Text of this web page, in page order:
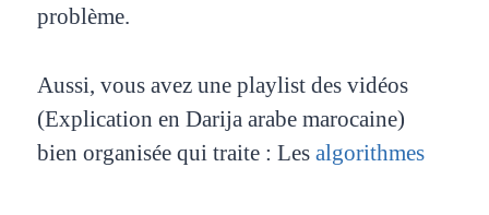
problème.
Aussi, vous avez une playlist des vidéos
(Explication en Darija arabe marocaine)
bien organisée qui traite : Les algorithmes